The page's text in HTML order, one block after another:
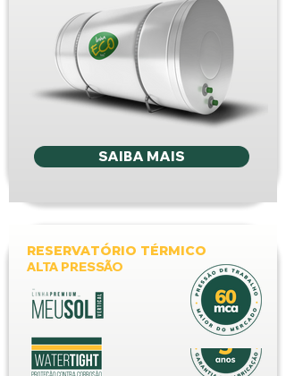
SAIBA MAIS
RESERVATÓRIO TÉRMICO
ALTA PRESSÃO